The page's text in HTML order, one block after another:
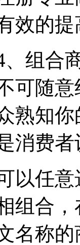
效的
组合
可随
熟知
消费
以任
组合
名称